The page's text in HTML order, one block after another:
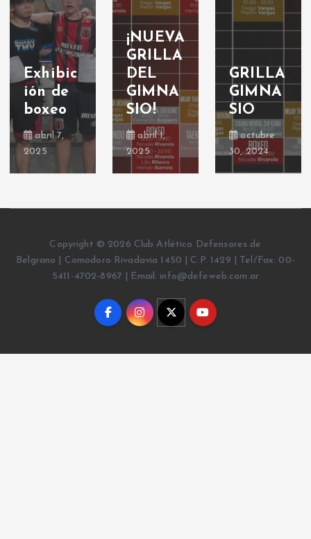
Exhibic
ión de
boxeo
abril 7,
2025
¡NUEVA
GRILLA
DEL
GIMNA
SIO!
abril 1,
2025
GRILLA
GIMNA
SIO
octubre
30, 2024
Copyright © 2026 Club Atlético Defensores de
Belgrano | Comodoro Rivadavia 1450 | C.P. 1429 | Tel/Fax: 00-
5411-4702-8967 | Email: info@defeweb.com.ar